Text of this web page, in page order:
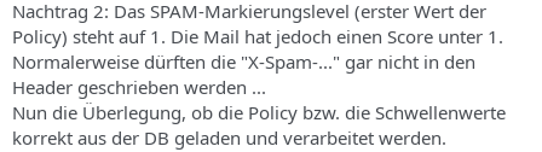
Nachtrag 2: Das SPAM-Markierungslevel (erster Wert der
Policy) steht auf 1. Die Mail hat jedoch einen Score unter 1.
Normalerweise dürften die "X-Spam-..." gar nicht in den
Header geschrieben werden ...
Nun die Überlegung, ob die Policy bzw. die Schwellenwerte
korrekt aus der DB geladen und verarbeitet werden.